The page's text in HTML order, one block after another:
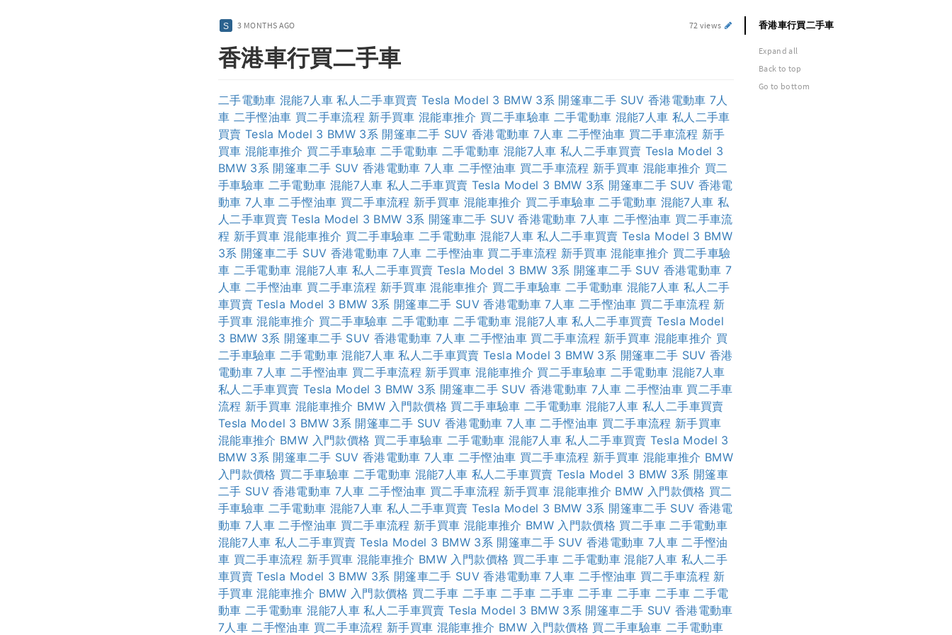
3 MONTHS AGO 72 views
香港車行買二手車
二手電動車 混能7人車 私人二手車買賣 Tesla Model 3 BMW 3系 開篷車二手 SUV 香港電動車 7人
車 二手慳油車 買二手車流程 新手買車 混能車推介 買二手車驗車 二手電動車 混能7人車 私人二手車
買賣 Tesla Model 3 BMW 3系 開篷車二手 SUV 香港電動車 7人車 二手慳油車 買二手車流程 新手
買車 混能車推介 買二手車驗車 二手電動車 二手電動車 混能7人車 私人二手車買賣 Tesla Model 3
BMW 3系 開篷車二手 SUV 香港電動車 7人車 二手慳油車 買二手車流程 新手買車 混能車推介 買二
手車驗車 二手電動車 混能7人車 私人二手車買賣 Tesla Model 3 BMW 3系 開篷車二手 SUV 香港電
動車 7人車 二手慳油車 買二手車流程 新手買車 混能車推介 買二手車驗車 二手電動車 混能7人車 私
人二手車買賣 Tesla Model 3 BMW 3系 開篷車二手 SUV 香港電動車 7人車 二手慳油車 買二手車流
程 新手買車 混能車推介 買二手車驗車 二手電動車 混能7人車 私人二手車買賣 Tesla Model 3 BMW
3系 開篷車二手 SUV 香港電動車 7人車 二手慳油車 買二手車流程 新手買車 混能車推介 買二手車驗
車 二手電動車 混能7人車 私人二手車買賣 Tesla Model 3 BMW 3系 開篷車二手 SUV 香港電動車 7
人車 二手慳油車 買二手車流程 新手買車 混能車推介 買二手車驗車 二手電動車 混能7人車 私人二手
車買賣 Tesla Model 3 BMW 3系 開篷車二手 SUV 香港電動車 7人車 二手慳油車 買二手車流程 新
手買車 混能車推介 買二手車驗車 二手電動車 二手電動車 混能7人車 私人二手車買賣 Tesla Model
3 BMW 3系 開篷車二手 SUV 香港電動車 7人車 二手慳油車 買二手車流程 新手買車 混能車推介 買
二手車驗車 二手電動車 混能7人車 私人二手車買賣 Tesla Model 3 BMW 3系 開篷車二手 SUV 香港
電動車 7人車 二手慳油車 買二手車流程 新手買車 混能車推介 買二手車驗車 二手電動車 混能7人車
私人二手車買賣 Tesla Model 3 BMW 3系 開篷車二手 SUV 香港電動車 7人車 二手慳油車 買二手車
流程 新手買車 混能車推介 BMW 入門款價格 買二手車驗車 二手電動車 混能7人車 私人二手車買賣
Tesla Model 3 BMW 3系 開篷車二手 SUV 香港電動車 7人車 二手慳油車 買二手車流程 新手買車
混能車推介 BMW 入門款價格 買二手車驗車 二手電動車 混能7人車 私人二手車買賣 Tesla Model 3
BMW 3系 開篷車二手 SUV 香港電動車 7人車 二手慳油車 買二手車流程 新手買車 混能車推介 BMW
入門款價格 買二手車驗車 二手電動車 混能7人車 私人二手車買賣 Tesla Model 3 BMW 3系 開篷車
二手 SUV 香港電動車 7人車 二手慳油車 買二手車流程 新手買車 混能車推介 BMW 入門款價格 買二
手車驗車 二手電動車 混能7人車 私人二手車買賣 Tesla Model 3 BMW 3系 開篷車二手 SUV 香港電
動車 7人車 二手慳油車 買二手車流程 新手買車 混能車推介 BMW 入門款價格 買二手車 二手電動車
混能7人車 私人二手車買賣 Tesla Model 3 BMW 3系 開篷車二手 SUV 香港電動車 7人車 二手慳油
車 買二手車流程 新手買車 混能車推介 BMW 入門款價格 買二手車 二手電動車 混能7人車 私人二手
車買賣 Tesla Model 3 BMW 3系 開篷車二手 SUV 香港電動車 7人車 二手慳油車 買二手車流程 新
手買車 混能車推介 BMW 入門款價格 買二手車 二手車 二手車 二手車 二手車 二手車 二手車 二手電
動車 二手電動車 混能7人車 私人二手車買賣 Tesla Model 3 BMW 3系 開篷車二手 SUV 香港電動車
7人車 二手慳油車 買二手車流程 新手買車 混能車推介 BMW 入門款價格 買二手車驗車 二手電動車
香港車行買二手車
Expand all
Back to top
Go to bottom